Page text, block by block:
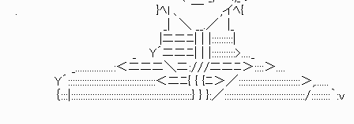
. }ﾍl 、 ￣ ,イﾍ{
_| ＼ __.／ |_
|ニニﾆ| | |:::::::::|
_ Y´ニニﾆ| | |::::::::::>...._
_................:＜ニニニ＼ニ:///ニニﾆ＞::::＞....
Y´:::::::::::::::::::::::::::::::::::::＜ニﾆ{ { {ﾆ＞／::::::::::::::::::::::::::＞,......
｛:::|:::::::::::::::::::::::::::::::::::::::::::::::::::} } }:／::::::::::::::::::::::::::::::::::/::::::::｀:v